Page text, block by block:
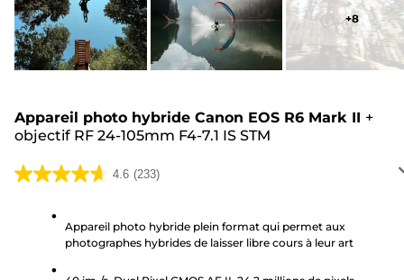
+8
Appareil photo hybride Canon EOS R6 Mark II +
objectif RF 24-105mm F4-7.1 IS STM
4.6 (233)
4.6
Appareil photo hybride plein format qui permet aux
photographes hybrides de laisser libre cours à leur art